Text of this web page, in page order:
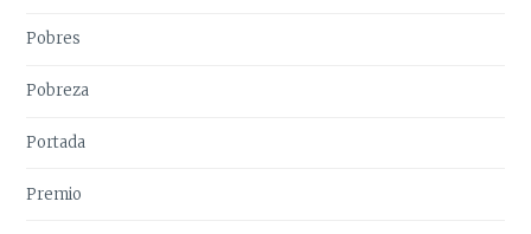
Pobres
Pobreza
Portada
Premio